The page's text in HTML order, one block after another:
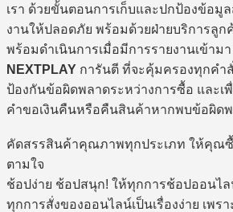
เรา ด้วยขั้นตอนการเก็บและปกป้องข้อมู
งานให้ปลอดภัย พร้อมด้วยฝ่ายบริการลูก
พร้อมดำเนินการเมื่อมีการรายงานเข้าม
NEXTPLAY การันตี ที่จะคุ้มครองทุกคำ
ป้องกันข้อผิดพลาดระหว่างการซื้อ และ
คำขอเงินคืนหรือคืนสินค้าหากพบข้อผิด
คัดสรรสินค้าคุณภาพทุกประเภท ให้คุณ
ตามใจ
ช้อปง่าย ช้อปสนุก! ให้ทุกการช้อปออนไล
ทุกการสั่งของออนไลน์เป็นเรื่องง่าย เพรา